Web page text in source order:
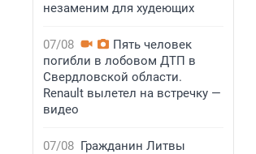
незаменим для худеющих
07/08
Пять человек
погибли в лобовом ДТП в
Свердловской области.
Renault вылетел на встречку —
видео
07/08 Гражданин Литвы